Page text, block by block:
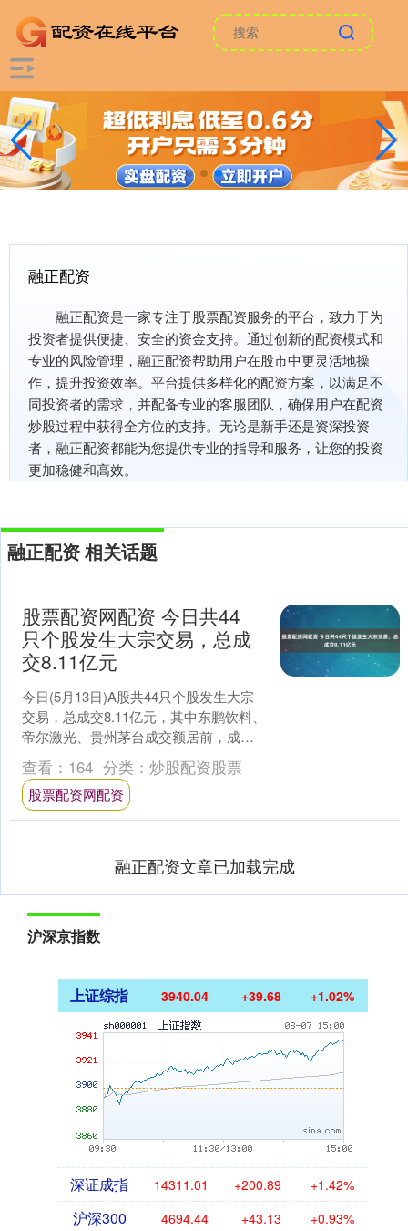
融正配资
融正配资是一家专注于股票配资服务的平台，致力于为
投资者提供便捷、安全的资金支持。通过创新的配资模式和
专业的风险管理，融正配资帮助用户在股市中更灵活地操
作，提升投资效率。平台提供多样化的配资方案，以满足不
同投资者的需求，并配备专业的客服团队，确保用户在配资
炒股过程中获得全方位的支持。无论是新手还是资深投资
者，融正配资都能为您提供专业的指导和服务，让您的投资
更加稳健和高效。
融正配资 相关话题
股票配资网配资 今日共44
只个股发生大宗交易，总成
交8.11亿元
今日(5月13日)A股共44只个股发生大宗
交易，总成交8.11亿元，其中东鹏饮料、
帝尔激光、贵州茅台成交额居前，成交
额依次为2.01亿元、8376.72万元、7....
查看： 164 分类： 炒股配资股票
股票配资网配资
融正配资文章已加载完成
沪深京指数
上证综指 3940.04 +39.68 +1.02%
深证成指 14311.01 +200.89 +1.42%
沪深300 4694.44 +43.13 +0.93%